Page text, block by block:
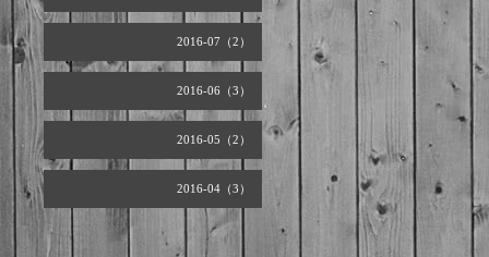
2016-07（2）
2016-06（3）
2016-05（2）
2016-04（3）